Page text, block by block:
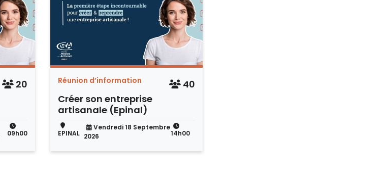
20
09h00
Réunion d’information
40
Créer son entreprise
artisanale (Epinal)
EPINAL
Vendredi 18 Septembre
2026
14h00